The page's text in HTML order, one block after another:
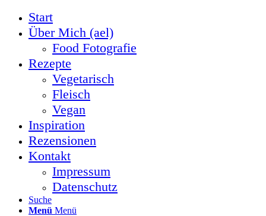
Start
Über Mich (ael)
Food Fotografie
Rezepte
Vegetarisch
Fleisch
Vegan
Inspiration
Rezensionen
Kontakt
Impressum
Datenschutz
Suche
Menü Menü